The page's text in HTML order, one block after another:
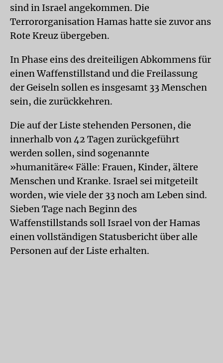
sind in Israel angekommen. Die
Terrororganisation Hamas hatte sie zuvor ans
Rote Kreuz übergeben.
In Phase eins des dreiteiligen Abkommens für
einen Waffenstillstand und die Freilassung
der Geiseln sollen es insgesamt 33 Menschen
sein, die zurückkehren.
Die auf der Liste stehenden Personen, die
innerhalb von 42 Tagen zurückgeführt
werden sollen, sind sogenannte
»humanitäre« Fälle: Frauen, Kinder, ältere
Menschen und Kranke. Israel sei mitgeteilt
worden, wie viele der 33 noch am Leben sind.
Sieben Tage nach Beginn des
Waffenstillstands soll Israel von der Hamas
einen vollständigen Statusbericht über alle
Personen auf der Liste erhalten.